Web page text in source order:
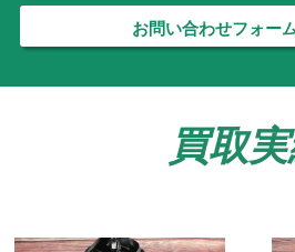
お問い合わせフォー
買取